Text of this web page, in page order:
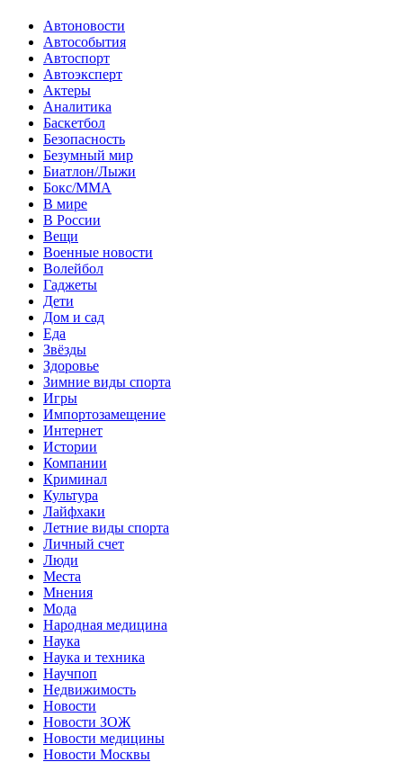
Автоновости
Автособытия
Автоспорт
Автоэксперт
Актеры
Аналитика
Баскетбол
Безопасность
Безумный мир
Биатлон/Лыжи
Бокс/MMA
В мире
В России
Вещи
Военные новости
Волейбол
Гаджеты
Дети
Дом и сад
Еда
Звёзды
Здоровье
Зимние виды спорта
Игры
Импортозамещение
Интернет
Истории
Компании
Криминал
Культура
Лайфхаки
Летние виды спорта
Личный счет
Люди
Места
Мнения
Мода
Народная медицина
Наука
Наука и техника
Научпоп
Недвижимость
Новости
Новости ЗОЖ
Новости медицины
Новости Москвы